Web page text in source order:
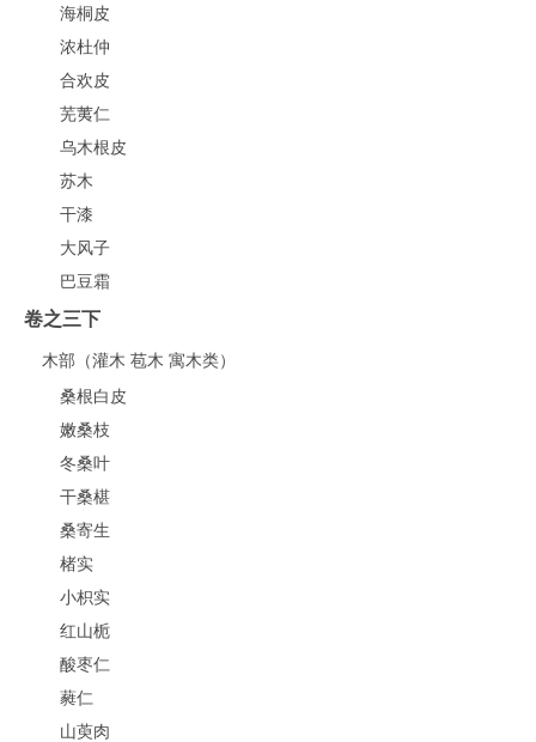
海桐皮
浓杜仲
合欢皮
芜荑仁
乌木根皮
苏木
干漆
大风子
巴豆霜
卷之三下
木部（灌木 苞木 寓木类）
桑根白皮
嫩桑枝
冬桑叶
干桑椹
桑寄生
楮实
小枳实
红山栀
酸枣仁
蕤仁
山萸肉